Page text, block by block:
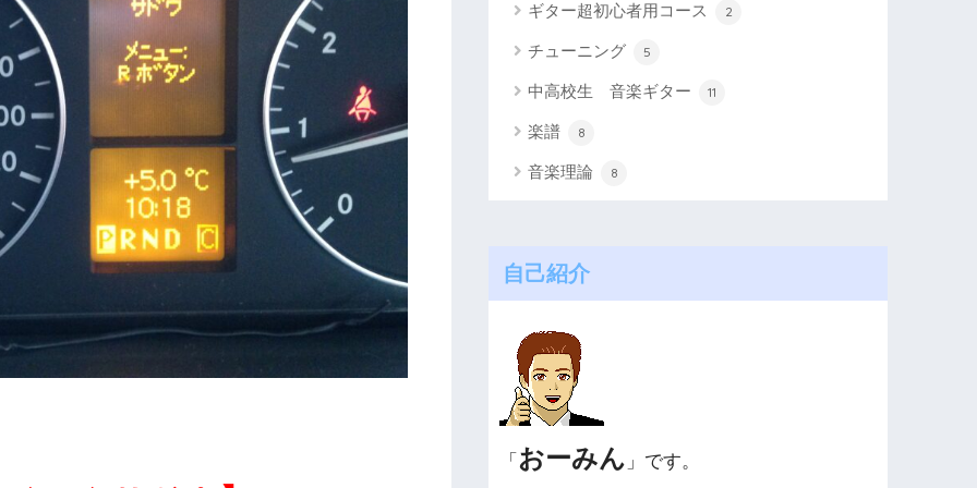
ギター超初心者用コース 2
チューニング 5
中高校生 音楽ギター 11
楽譜 8
音楽理論 8
自己紹介
「 おーみん 」です。